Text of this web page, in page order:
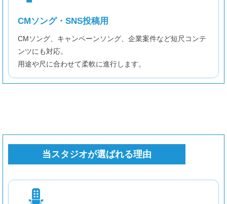
CMソング・SNS投稿用
CMソング、キャンペーンソング、企業案件など短尺コンテ
ンツにも対応。
用途や尺に合わせて柔軟に進行します。
当スタジオが選ばれる理由